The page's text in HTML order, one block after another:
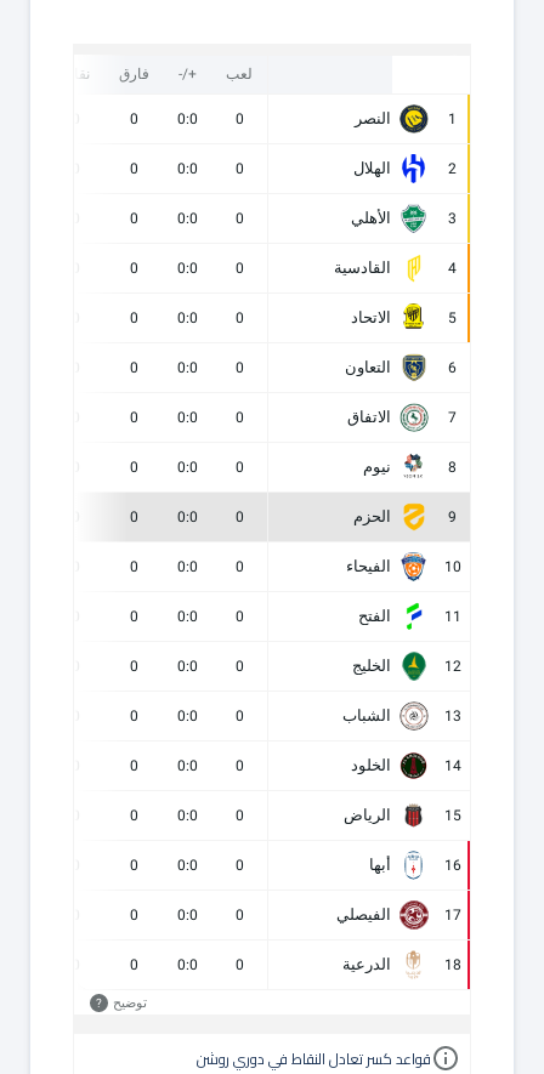
لعب +/- فارق نقاط
1 النصر 0
0:0
0
2 الهلال 0
0:0
0
3 الأهلي 0
0:0
0
4 القادسية 0
0:0
0
5 الاتحاد 0
0:0
0
6 التعاون 0
0:0
0
7 الاتفاق 0
0:0
0
8 نيوم 0
0:0
0
9 الحزم 0
0:0
0
10 الفيحاء 0
0:0
0
11 الفتح 0
0:0
0
12 الخليج 0
0:0
0
13 الشباب 0
0:0
0
14 الخلود 0
0:0
0
15 الرياض 0
0:0
0
16 أبها 0
0:0
0
17 الفيصلي 0
0:0
0
18 الدرعية 0
0:0
0
توضيح ?
قواعد كسر تعادل النقاط في دوري روشن